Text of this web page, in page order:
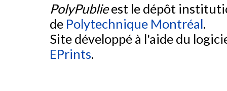
PolyPublieest le dépôt
de Polytechnique Montréal.
Site développé à l'aide du
EPrints.